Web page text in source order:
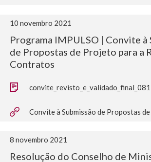
10 novembro 2021
Programa IMPULSO | Convite à
de Propostas de Projeto para a
Contratos
Convite à Submissão de Propostas
8 novembro 2021
Resolução do Conselho de